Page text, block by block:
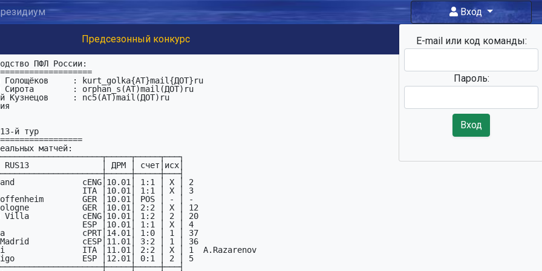
Вход
E-mail или код команды:
Пароль:
Вход
Предсезонный конкурс